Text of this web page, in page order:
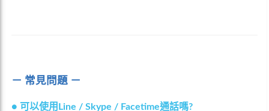
－ 常見問題 －
● 可以使用Line / Skype / Facetime通話嗎?